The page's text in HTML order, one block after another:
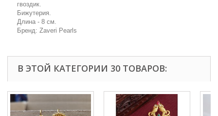
гвоздик.
Бижутерия.
Длина - 8 см.
Бренд: Zaveri Pearls
В ЭТОЙ КАТЕГОРИИ 30 ТОВАРОВ: